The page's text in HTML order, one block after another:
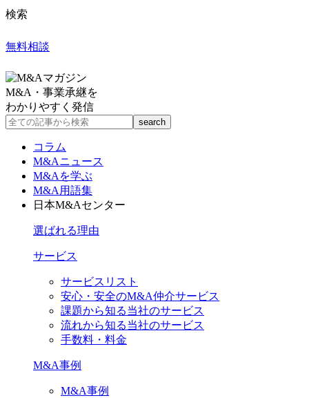
検索
無料相談
M&A・事業承継を
わかりやすく発信
コラム
M&Aニュース
M&Aを学ぶ
M&A用語集
日本M&Aセンター
選ばれる理由
サービス
サービスリスト
安心・安全のM&A仲介サービス
課題から知る当社のサービス
流れから知る当社のサービス
手数料・料金
M&A事例
M&A事例